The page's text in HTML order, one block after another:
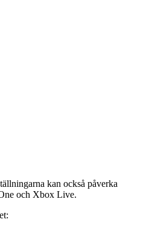
kan också påverka
och Xbox Live.